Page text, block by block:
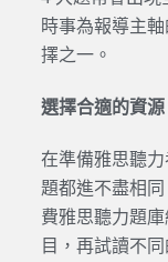
時事為報導主
擇之一。
選擇合適的資源
在準備雅思聽
題都進不盡相
費雅思聽力題
目，再試讀不